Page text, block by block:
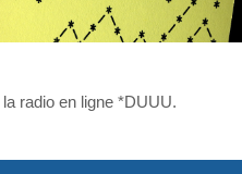
la radio en ligne *DUUU.